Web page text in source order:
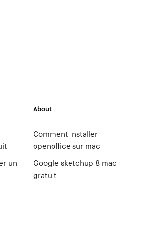
un
About
Comment installer
openoffice sur mac
Google sketchup 8 mac
gratuit